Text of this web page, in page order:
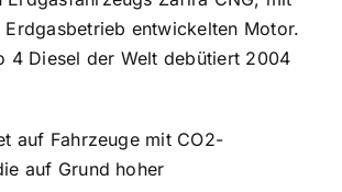
entwickelten Motor.
4 Diesel der Welt debütiert 2004
auf Fahrzeuge mit CO2-
auf Grund hoher